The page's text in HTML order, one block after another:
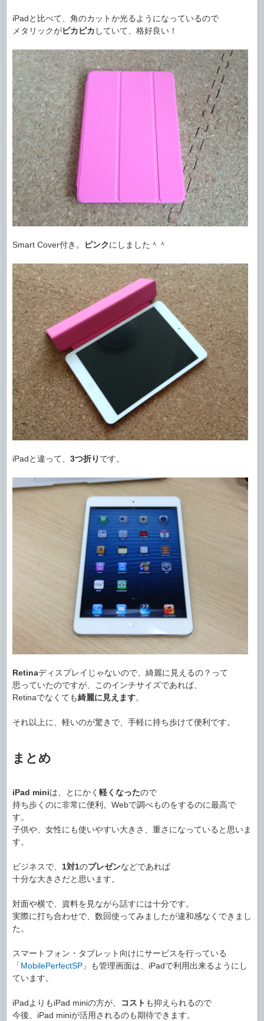
iPadと比べて、角のカットか光るようになっているので
メタリックがピカピカ していて、格好良い！
Smart Cover付き。 ピンクにしました＾＾
iPadと違って、 3つ折り です。
Retinaディスプレイじゃないので、綺麗に見えるの？って
思っていたのですが、このインチサイズであれば、
Retinaでなくても綺麗に見えます。
それ以上に、軽いのが驚きで、手軽に持ち歩けて便利です。
まとめ
iPad miniは、とにかく 軽くなったので
持ち歩くのに非常に便利。Webで調べものをするのに最高で
す。
子供や、女性にも使いやすい大きさ、重さになっていると思いま
す。
ビジネスで、 1対1のプレゼンなどであれば
十分な大きさだと思います。
対面や横で、資料を見ながら話すには十分です。
実際に打ち合わせで、数回使ってみましたが違和感なくできまし
た。
スマートフォン・タブレット向けにサービスを行っている
「MobilePerfectSP 」も管理画面は、iPadで利用出来るようにし
ています。
iPadよりもiPad miniの方が、 コスト も抑えられるので
今後、iPad miniが活用されるのも期待できます。